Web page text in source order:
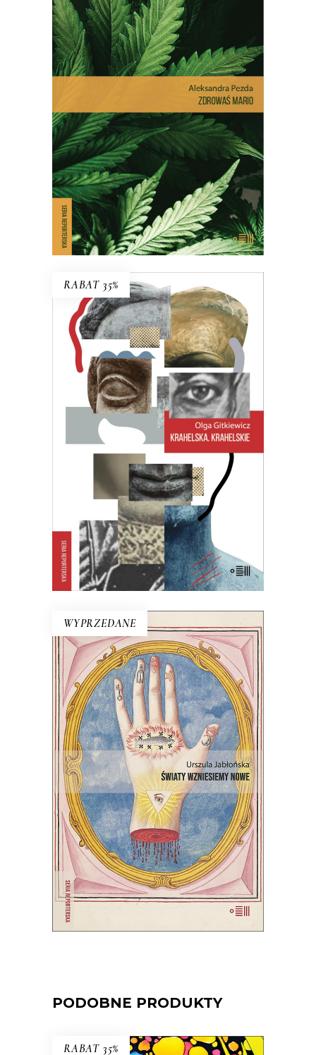
E-BOOK DO KOSZYKA
ZDROWAŚ MARIO. REPORTAŻE
O MEDYCZNEJ MARIHUANIE
Dlatego pacjenci stają się
przestępcami? Reportaż interwencyjny
na temat, który dotyczy milionów z nas
– choć na co dzień nie zdajemy sobie z
tego sprawy.
RABAT 35%
E-BOOK DO KOSZYKA
KRAHELSKA. KRAHELSKIE
Halina, Wanda, Krystyna. Trzy kobiety,
jedno nazwisko. Legendarna
inspektorka pracy, zamachowczyni z
dobrego domu, warszawska Syrenka.
Często je mylono, jeden życiorys
rozpisywano na trzy albo – częściej –
trzy zlepiano w jeden…
42.00zł 27.30zł
KSIĄŻKA DO KOSZYKA
WYPRZEDANE
ŚWIATY WZNIESIEMY NOWE
Wprawdzie niektórzy mówią, że świat
taki, jaki znamy, dobiega końca, ale
jednak wciąż są ludzie, którzy chcą
wymyślać go na nowo.
44.00zł 22.00zł
PODOBNE PRODUKTY
RABAT 35%